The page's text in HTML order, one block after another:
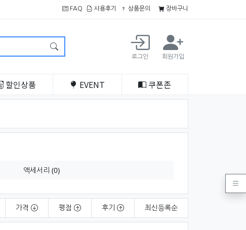
FAQ 사용후기 상품문의 장바구니
로그인 회원가입
할인상품 EVENT 쿠폰존
액세서리 (0)
가격 평점 후기 최신등록순